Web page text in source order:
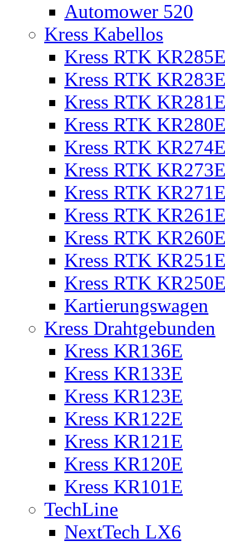
Automower 520
Kress Kabellos
Kress RTK
Kress RTK
Kress RTK
Kress RTK
Kress RTK
Kress RTK
Kress RTK
Kress RTK
Kress RTK
Kress RTK
Kress RTK
Kartierungswagen
Kress Drahtgebunden
Kress KR136E
Kress KR133E
Kress KR123E
Kress KR122E
Kress KR121E
Kress KR120E
Kress KR101E
TechLine
NextTech LX6